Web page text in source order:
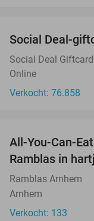
Social Deal-
Social Deal Giftcard
Online
Verkocht: 76.858
All-You-Can-
Ramblas in
Ramblas Arnhem
Arnhem
Verkocht: 133